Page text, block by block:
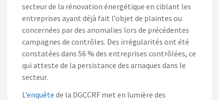
secteur de la rénovation énergétique en ciblant les
entreprises ayant déjà fait l’objet de plaintes ou
concernées par des anomalies lors de précédentes
campagnes de contrôles. Des irrégularités ont été
constatées dans 56 % des entreprises contrôlées, ce
qui atteste de la persistance des arnaques dans le
secteur.
L’enquête de la DGCCRF met en lumière des